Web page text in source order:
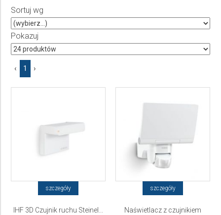
Producent
Wybierz producenta
Cena
Sortuj wg
Pokazuj
‹ 1 ›
szczegóły
IHF 3D Czujnik ruchu Steinel...
szczegóły
Naświetlacz z czujnikiem